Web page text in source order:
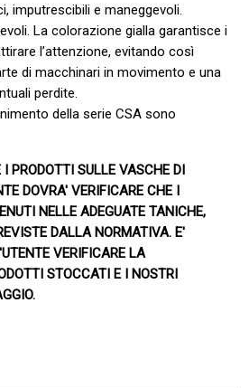
imputrescibili e maneggevoli.
La colorazione gialla garantisce i
l’attenzione, evitando così
di macchinari in movimento e una
perdite.
della serie CSA sono
PRODOTTI SULLE VASCHE DI
DOVRA' VERIFICARE CHE I
NELLE ADEGUATE TANICHE,
DALLA NORMATIVA. E'
VERIFICARE LA
STOCCATI E I NOSTRI